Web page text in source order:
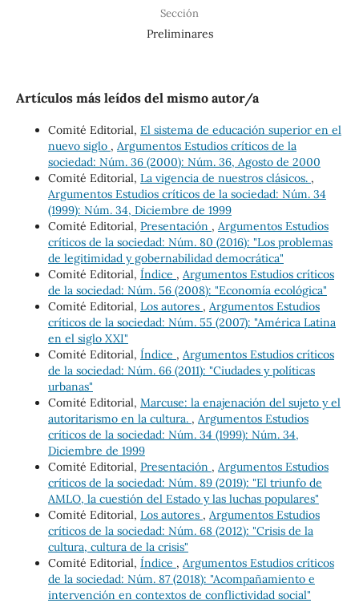
Sección
Preliminares
Artículos más leídos del mismo autor/a
Comité Editorial, El sistema de educación superior en el
nuevo siglo , Argumentos Estudios críticos de la
sociedad: Núm. 36 (2000): Núm. 36, Agosto de 2000
Comité Editorial, La vigencia de nuestros clásicos. ,
Argumentos Estudios críticos de la sociedad: Núm. 34
(1999): Núm. 34, Diciembre de 1999
Comité Editorial, Presentación , Argumentos Estudios
críticos de la sociedad: Núm. 80 (2016): "Los problemas
de legitimidad y gobernabilidad democrática"
Comité Editorial, Índice , Argumentos Estudios críticos
de la sociedad: Núm. 56 (2008): "Economía ecológica"
Comité Editorial, Los autores , Argumentos Estudios
críticos de la sociedad: Núm. 55 (2007): "América Latina
en el siglo XXI"
Comité Editorial, Índice , Argumentos Estudios críticos
de la sociedad: Núm. 66 (2011): "Ciudades y políticas
urbanas"
Comité Editorial, Marcuse: la enajenación del sujeto y el
autoritarismo en la cultura. , Argumentos Estudios
críticos de la sociedad: Núm. 34 (1999): Núm. 34,
Diciembre de 1999
Comité Editorial, Presentación , Argumentos Estudios
críticos de la sociedad: Núm. 89 (2019): "El triunfo de
AMLO, la cuestión del Estado y las luchas populares"
Comité Editorial, Los autores , Argumentos Estudios
críticos de la sociedad: Núm. 68 (2012): "Crisis de la
cultura, cultura de la crisis"
Comité Editorial, Índice , Argumentos Estudios críticos
de la sociedad: Núm. 87 (2018): "Acompañamiento e
intervención en contextos de conflictividad social"